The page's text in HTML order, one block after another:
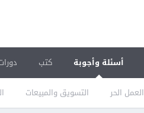
أسئلة وأجوبة
العمل الحر التسويق والمبيعات
كتب